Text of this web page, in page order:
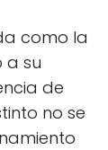
como la
a su
de
no se